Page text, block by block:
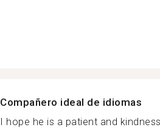
Compañero ideal de idiomas
I hope he is a patient and